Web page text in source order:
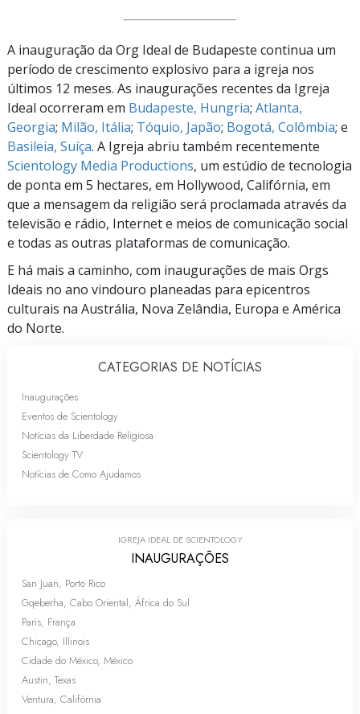
A inauguração da Org Ideal de Budapeste continua um
período de crescimento explosivo para a igreja nos
últimos 12 meses. As inaugurações recentes da Igreja
Ideal ocorreram em Budapeste, Hungria; Atlanta,
Georgia; Milão, Itália; Tóquio, Japão; Bogotá, Colômbia; e
Basileia, Suíça. A Igreja abriu também recentemente
Scientology Media Productions, um estúdio de tecnologia
de ponta em 5 hectares, em Hollywood, Califórnia, em
que a mensagem da religião será proclamada através da
televisão e rádio, Internet e meios de comunicação social
e todas as outras plataformas de comunicação.
E há mais a caminho, com inaugurações de mais Orgs
Ideais no ano vindouro planeadas para epicentros
culturais na Austrália, Nova Zelândia, Europa e América
do Norte.
CATEGORIAS DE NOTÍCIAS
Inaugurações
Eventos de Scientology
Notícias da Liberdade Religiosa
Scientology TV
Notícias de Como Ajudamos
IGREJA IDEAL DE SCIENTOLOGY
INAUGURAÇÕES
San Juan, Porto Rico
Gqeberha, Cabo Oriental, África do Sul
Paris, França
Chicago, Illinois
Cidade do México, México
Austin, Texas
Ventura, Califórnia